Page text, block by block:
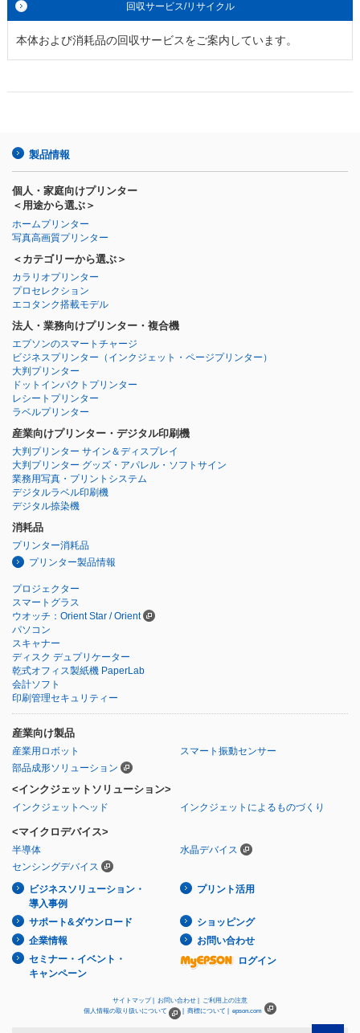
回収サービス/リサイクル
本体および消耗品の回収サービスをご案内しています。
製品情報
個人・家庭向けプリンター
＜用途から選ぶ＞
ホームプリンター
写真高画質プリンター
＜カテゴリーから選ぶ＞
カラリオプリンター
プロセレクション
エコタンク搭載モデル
法人・業務向けプリンター・複合機
エプソンのスマートチャージ
ビジネスプリンター （インクジェット・ページプリンター）
大判プリンター
ドットインパクトプリンター
レシートプリンター
ラベルプリンター
産業向けプリンター・デジタル印刷機
大判プリンター サイン＆ディスプレイ
大判プリンター グッズ・アパレル・ソフトサイン
業務用写真・プリントシステム
デジタルラベル印刷機
デジタル捺染機
消耗品
プリンター消耗品
プリンター製品情報
プロジェクター
スマートグラス
ウオッチ：Orient Star / Orient
パソコン
スキャナー
ディスク デュプリケーター
乾式オフィス製紙機 PaperLab
会計ソフト
印刷管理セキュリティー
産業向け製品
産業用ロボット
スマート振動センサー
部品成形ソリューション
<インクジェットソリューション>
インクジェットヘッド インクジェットによるものづくり
<マイクロデバイス>
半導体
水晶デバイス
センシングデバイス
ビジネスソリューション・
導入事例
プリント活用
サポート&ダウンロード
ショッピング
企業情報
お問い合わせ
セミナー・イベント・
キャンペーン
ログイン
サイトマップ | お問い合わせ |
ご利用上の注意
個人情報の取り扱いについて
商標について | epson.com